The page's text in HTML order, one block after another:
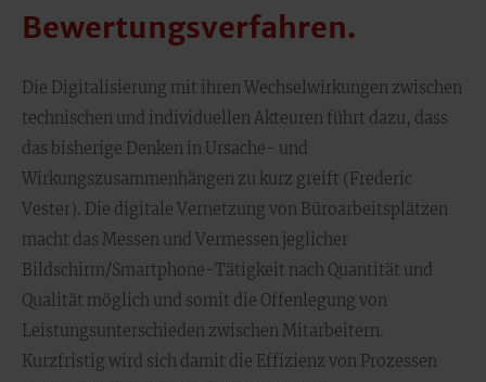
Bewertungsverfahren.
Die Digitalisierung mit ihren Wechselwirkungen zwischen
technischen und individuellen Akteuren führt dazu, dass
das bisherige Denken in Ursache- und
Wirkungszusammenhängen zu kurz greift (Frederic
Vester). Die digitale Vernetzung von Büroarbeitsplätzen
macht das Messen und Vermessen jeglicher
Bildschirm/Smartphone-Tätigkeit nach Quantität und
Qualität möglich und somit die Offenlegung von
Leistungsunterschieden zwischen Mitarbeitern.
Kurzfristig wird sich damit die Effizienz von Prozessen